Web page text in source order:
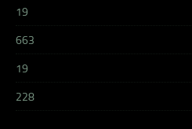
19
663
19
228